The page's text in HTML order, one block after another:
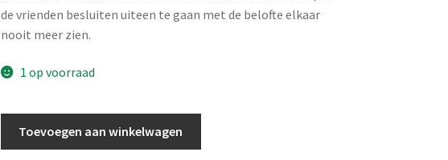
de vrienden besluiten uiteen te gaan met de belofte elkaar
nooit meer zien.
1 op voorraad
Toevoegen aan winkelwagen